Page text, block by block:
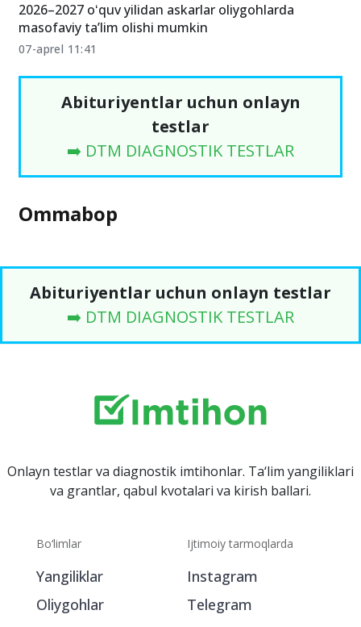
2026–2027 oʻquv yilidan askarlar oliygohlarda
masofaviy ta’lim olishi mumkin
07-aprel 11:41
Abituriyentlar uchun onlayn
testlar
➡️ DTM DIAGNOSTIK TESTLAR
Ommabop
Abituriyentlar uchun onlayn testlar
➡️ DTM DIAGNOSTIK TESTLAR
Onlayn testlar va diagnostik imtihonlar. Ta‘lim yangiliklari
va grantlar, qabul kvotalari va kirish ballari.
Bo‘limlar
Yangiliklar
Oliygohlar
Ijtimoiy tarmoqlarda
Instagram
Telegram